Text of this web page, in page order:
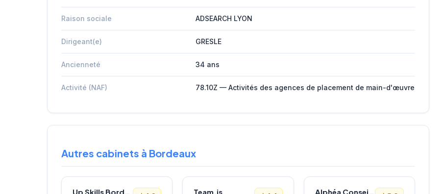
Raison sociale ADSEARCH LYON
Dirigeant(e) GRESLE
Ancienneté 34 ans
Activité (NAF) 78.10Z — Activités des agences de placement de main-d'œuvre
Autres cabinets à Bordeaux
Up Skills Bordeaux Team.is Alphéa Conseil Bordeaux